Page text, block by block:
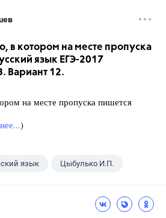
в котором на месте пропуска
язык ЕГЭ-2017
Вариант 12.
на месте пропуска пишется
)
язык Цыбулько И.П.